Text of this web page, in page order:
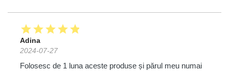
starstarstarstarstar
Adina
2024-07-27
Folosesc de 1 luna aceste produse și părul meu numai